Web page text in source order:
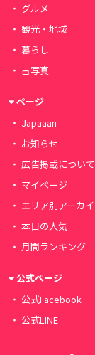
グルメ
観光・地域
暮らし
古写真
ページ
Japaaan
お知らせ
広告掲載について
マイページ
エリア別アーカ
本日の人気
月間ランキング
公式ページ
公式Facebook
公式LINE